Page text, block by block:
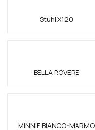
Stuhl X120
BELLA ROVERE
MINNIE BIANCO-MARMO